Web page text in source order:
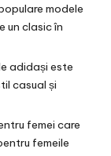
modele
un clasic în
adidași este
casual și
femei care
femeile